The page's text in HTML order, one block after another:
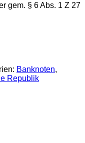
gem. § 6 Abs. 1 Z 27
Banknoten,
Republik